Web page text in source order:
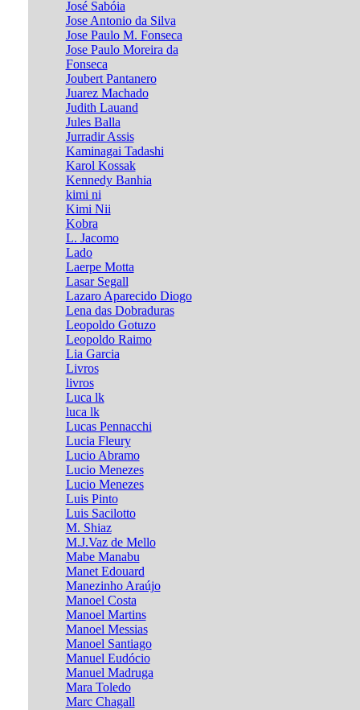
José Sabóia
Jose Antonio da Silva
Jose Paulo M. Fonseca
Jose Paulo Moreira da
Fonseca
Joubert Pantanero
Juarez Machado
Judith Lauand
Jules Balla
Jurradir Assis
Kaminagai Tadashi
Karol Kossak
Kennedy Banhia
kimi ni
Kimi Nii
Kobra
L. Jacomo
Lado
Laerpe Motta
Lasar Segall
Lazaro Aparecido Diogo
Lena das Dobraduras
Leopoldo Gotuzo
Leopoldo Raimo
Lia Garcia
Livros
livros
Luca lk
luca lk
Lucas Pennacchi
Lucia Fleury
Lucio Abramo
Lucio Menezes
Lucio Menezes
Luis Pinto
Luis Sacilotto
M. Shiaz
M.J.Vaz de Mello
Mabe Manabu
Manet Edouard
Manezinho Araújo
Manoel Costa
Manoel Martins
Manoel Messias
Manoel Santiago
Manuel Eudócio
Manuel Madruga
Mara Toledo
Marc Chagall